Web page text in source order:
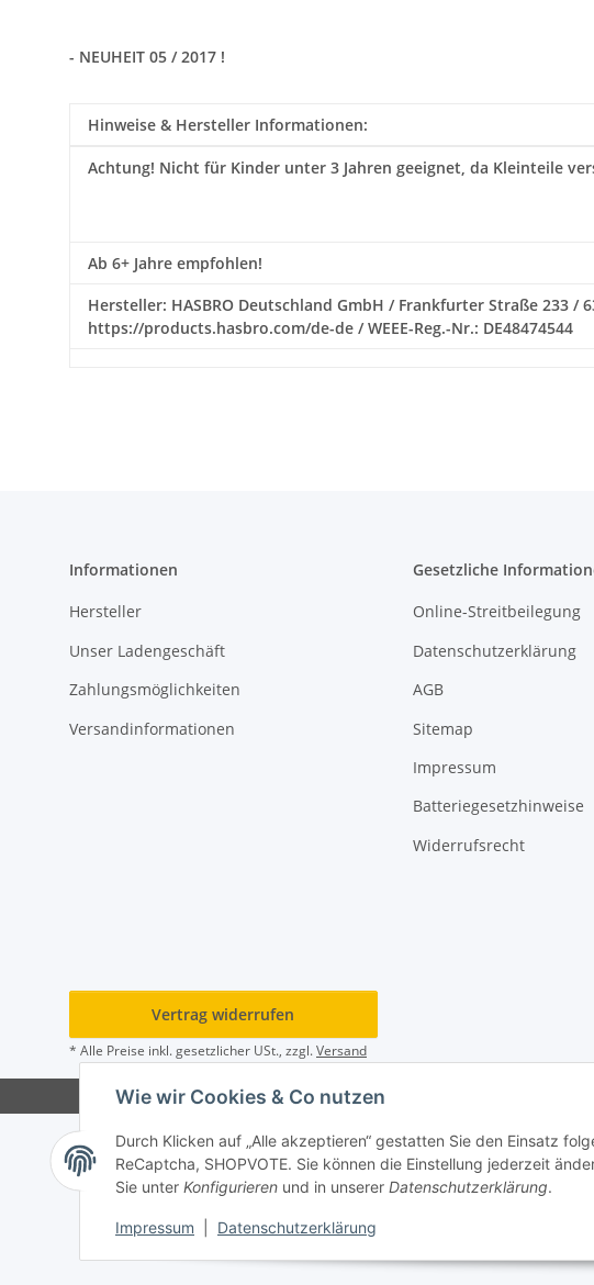
Wie wir Cookies & Co nutzen
Durch Klicken auf „Alle akzeptieren“ gestatten Sie den Einsatz
ReCaptcha, SHOPVOTE. Sie können die Einstellung jederzeit
Sie unter Konfigurieren und in unserer Datenschutzerklärung.
Impressum Datenschutzerklärung
- NEUHEIT 05 / 2017 !
Hinweise & Hersteller Informationen:
Achtung! Nicht für Kinder unter 3 Jahren geeignet, da Kleinteile
Ab 6+ Jahre empfohlen!
Hersteller: HASBRO Deutschland GmbH / Frankfurter Straße 233 /
https://products.hasbro.com/de-de / WEEE-Reg.-Nr.: DE48474544
Informationen
Hersteller
Unser Ladengeschäft
Zahlungsmöglichkeiten
Versandinformationen
Gesetzliche
Online-Streitbeilegung
Datenschutzerklärung
AGB
Sitemap
Impressum
Batteriegesetzhinweise
Widerrufsrecht
Vertrag widerrufen
* Alle Preise inkl. gesetzlicher USt., zzgl.Versand